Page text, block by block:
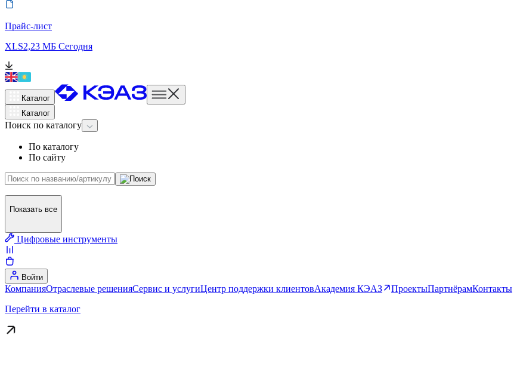
Прайс-лист
XLS2,23 МБ Сегодня
Каталог
Каталог
Поиск по каталогу
По каталогу
По сайту
Показать все
Цифровые инструменты
Войти
КомпанияОтраслевые решенияСервис и услугиЦентр поддержки клиентовАкадемия КЭАЗ ПроектыПартнёрамКонтакты
Перейти в каталог